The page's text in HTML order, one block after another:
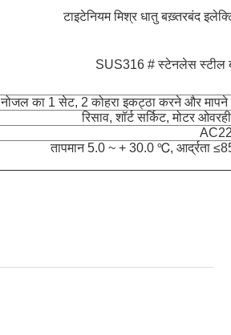
टाइटेनियम मिश्र धातु बख़्तरबंद
SUS316 # स्टेनलेस स्टील
नोजल का 1 सेट, 2 कोहरा इकट्ठा करने और
रिसाव, शॉर्ट सर्किट, मोटर
तापमान 5.0 ~ + 30.0 ℃, आर्द्रता